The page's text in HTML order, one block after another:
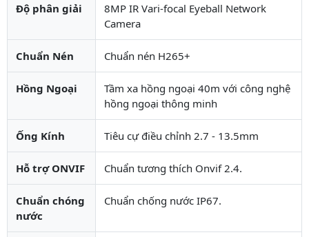
Độ phân giải
8MP IR Vari-focal Eyeball Network
Camera
Chuẩn Nén Chuẩn nén H265+
Hồng Ngoại
Tầm xa hồng ngoại 40m với công nghệ
hồng ngoại thông minh
Ống Kính Tiêu cự điều chỉnh 2.7 - 13.5mm
Hỗ trợ ONVIF Chuẩn tương thích Onvif 2.4.
Chuẩn chóng
nước
Chuẩn chống nước IP67.